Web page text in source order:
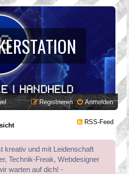
Anmelden
Registrieren
RSS-Feed
kreativ und mit Leidenschaft
Technik-Freak, Webdesigner
warten auf dich! -